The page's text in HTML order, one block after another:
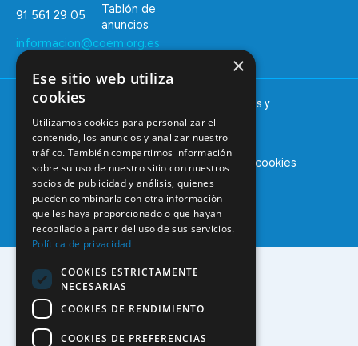
91 561 29 05
informacion@coem.org.es
Tablón de
anuncios
© 2025 – COEM – Colegio Oficial de Odontólogos y
Estomatólogos de la I región
Aviso legal Política de privacidad Política de cookies
×
Ese sitio web utiliza
cookies
Utilizamos cookies para personalizar el
contenido, los anuncios y analizar nuestro
tráfico. También compartimos información
sobre su uso de nuestro sitio con nuestros
socios de publicidad y análisis, quienes
pueden combinarla con otra información
que les haya proporcionado o que hayan
recopilado a partir del uso de sus servicios.
Política de privacidad
COOKIES ESTRICTAMENTE
NECESARIAS
COOKIES DE RENDIMIENTO
COOKIES DE PREFERENCIAS